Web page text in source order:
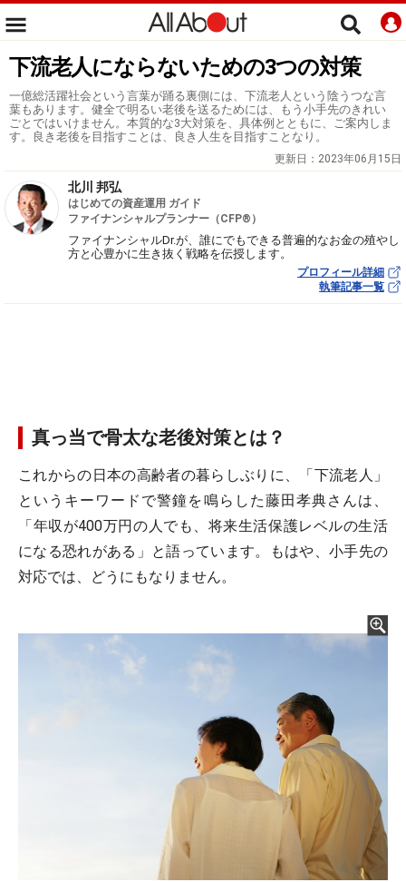
下流老人にならないための3つの対策
一億総活躍社会という言葉が踊る裏側には、下流老人という陰うつな言
葉もあります。健全で明るい老後を送るためには、もう小手先のきれい
ごとではいけません。本質的な3大対策を、具体例とともに、ご案内しま
す。良き老後を目指すことは、良き人生を目指すことなり。
更新日： 2023年06月15日
北川 邦弘
はじめての資産運用 ガイド
ファイナンシャルプランナー（CFP®）
ファイナンシャルDr.が、誰にでもできる普遍的なお金の殖やし
方と心豊かに生き抜く戦略を伝授します。
プロフィール詳細
執筆記事一覧
真っ当で骨太な老後対策とは？
これからの日本の高齢者の暮らしぶりに、「下流老人」
というキーワードで警鐘を鳴らした藤田孝典さんは、
「年収が400万円の人でも、将来生活保護レベルの生活
になる恐れがある」と語っています。もはや、小手先の
対応では、どうにもなりません。